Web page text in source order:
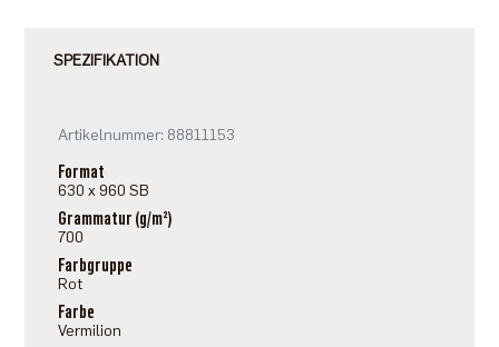
SPEZIFIKATION
Artikelnummer: 88811153
Format
630 x 960 SB
Grammatur (g/m²)
700
Farbgruppe
Rot
Farbe
Vermilion